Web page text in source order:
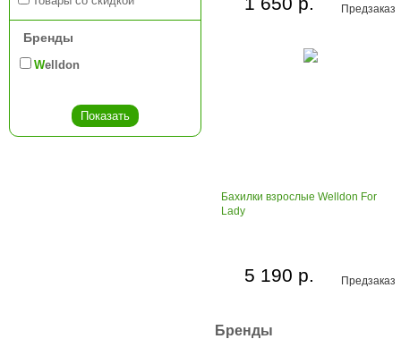
Бренды
Welldon
Предзаказ
Бахилки взрослые Welldon For
Lady
Предзаказ
5 190 р.
Бренды